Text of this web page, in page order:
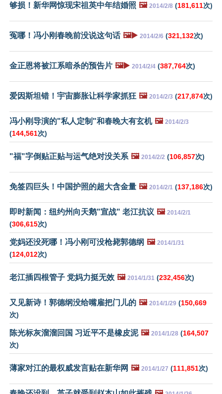
够损！新华网惊现宋祖英中年结婚照 🖼️ 2014/2/8 (181,611次)
冤哪！冯小刚春晚前没说这句话 🖼️▶️ 2014/2/6 (321,132次)
金正恩将被江系暗杀的预告片 🖼️▶️ 2014/2/4 (387,764次)
爱因斯坦错！宇宙膨胀让科学家抓狂 🖼️ 2014/2/3 (217,874次)
冯小刚导演的"私人定制"和春晚大有玄机 🖼️ 2014/2/3
(144,561次)
"福"字倒贴正贴与运气绝对没关系 🖼️ 2014/2/2 (106,857次)
免签四巨头！中国护照的超大含金量 🖼️ 2014/2/1 (137,186次)
即时新闻：纽约州向天鹅"宣战" 老江抗议 🖼️ 2014/2/1
(306,615次)
党妈还没死哪！冯小刚可没枪毙郭德纲 🖼️ 2014/1/31
(124,012次)
老江插四根管子 党妈力挺无效 🖼️ 2014/1/31 (232,456次)
又见新诗！郭德纲没给嘴雇把门儿的 🖼️ 2014/1/29 (150,669
次)
陈光标灰溜溜回国 习近平不是橡皮泥 🖼️ 2014/1/28 (164,507
次)
薄家对江的最权威发言贴在新华网 🖼️ 2014/1/27 (111,851次)